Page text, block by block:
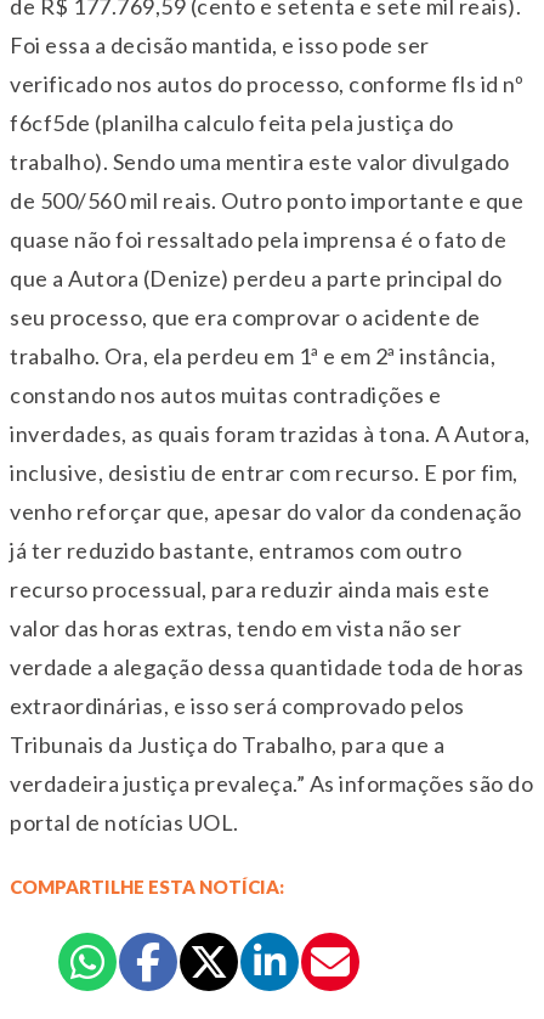
de R$ 177.769,59 (cento e setenta e sete mil reais).
Foi essa a decisão mantida, e isso pode ser
verificado nos autos do processo, conforme fls id nº
f6cf5de (planilha calculo feita pela justiça do
trabalho). Sendo uma mentira este valor divulgado
de 500/560 mil reais. Outro ponto importante e que
quase não foi ressaltado pela imprensa é o fato de
que a Autora (Denize) perdeu a parte principal do
seu processo, que era comprovar o acidente de
trabalho. Ora, ela perdeu em 1ª e em 2ª instância,
constando nos autos muitas contradições e
inverdades, as quais foram trazidas à tona. A Autora,
inclusive, desistiu de entrar com recurso. E por fim,
venho reforçar que, apesar do valor da condenação
já ter reduzido bastante, entramos com outro
recurso processual, para reduzir ainda mais este
valor das horas extras, tendo em vista não ser
verdade a alegação dessa quantidade toda de horas
extraordinárias, e isso será comprovado pelos
Tribunais da Justiça do Trabalho, para que a
verdadeira justiça prevaleça.” As informações são do
portal de notícias UOL.
COMPARTILHE ESTA NOTÍCIA: